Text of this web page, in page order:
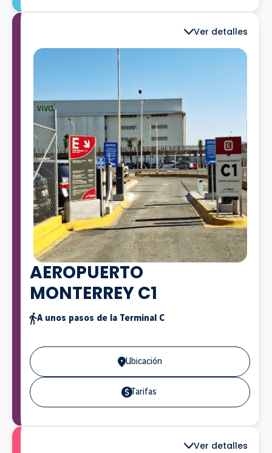
AEROPUERTO
MONTERREY C1
Ver detalles
A unos pasos de la Terminal C
Ubicación
Tarifas
Ver detalles